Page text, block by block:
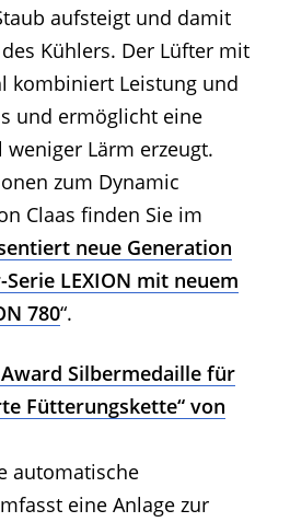
aufsteigt und damit
Kühlers. Der Lüfter mit
kombiniert Leistung und
und ermöglicht eine
weniger Lärm erzeugt.
zum Dynamic
Claas finden Sie im
neue Generation
LEXION mit neuem
780“.
Silbermedaille für
Fütterungskette“ von
automatische
eine Anlage zur